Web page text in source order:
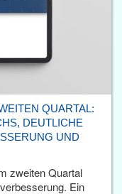
QUARTAL:
DEUTLICHE
UND
zweiten Quartal
Ein